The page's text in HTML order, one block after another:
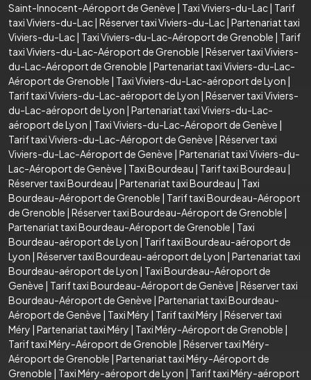
Saint-Innocent-Aéroport de Genève | Taxi Viviers-du-Lac| Tarif
taxi Viviers-du-Lac| Réserver taxi Viviers-du-Lac| Partenariat taxi
Viviers-du-Lac| Taxi Viviers-du-Lac-Aéroport de Grenoble | Tarif
taxi Viviers-du-Lac-Aéroport de Grenoble | Réserver taxi Viviers-
du-Lac-Aéroport de Grenoble | Partenariat taxi Viviers-du-Lac-
Aéroport de Grenoble | Taxi Viviers-du-Lac-aéroport de Lyon |
Tarif taxi Viviers-du-Lac-aéroport de Lyon | Réserver taxi Viviers-
du-Lac-aéroport de Lyon | Partenariat taxi Viviers-du-Lac-
aéroport de Lyon | Taxi Viviers-du-Lac-Aéroport de Genève |
Tarif taxi Viviers-du-Lac-Aéroport de Genève | Réserver taxi
Viviers-du-Lac-Aéroport de Genève | Partenariat taxi Viviers-du-
Lac-Aéroport de Genève | Taxi Bourdeau | Tarif taxi Bourdeau |
Réserver taxi Bourdeau | Partenariat taxi Bourdeau | Taxi
Bourdeau-Aéroport de Grenoble | Tarif taxi Bourdeau-Aéroport
de Grenoble | Réserver taxi Bourdeau-Aéroport de Grenoble |
Partenariat taxi Bourdeau-Aéroport de Grenoble | Taxi
Bourdeau-aéroport de Lyon | Tarif taxi Bourdeau-aéroport de
Lyon | Réserver taxi Bourdeau-aéroport de Lyon | Partenariat taxi
Bourdeau-aéroport de Lyon | Taxi Bourdeau-Aéroport de
Genève | Tarif taxi Bourdeau-Aéroport de Genève | Réserver taxi
Bourdeau-Aéroport de Genève | Partenariat taxi Bourdeau-
Aéroport de Genève | Taxi Méry | Tarif taxi Méry | Réserver taxi
Méry | Partenariat taxi Méry | Taxi Méry-Aéroport de Grenoble |
Tarif taxi Méry-Aéroport de Grenoble | Réserver taxi Méry-
Aéroport de Grenoble | Partenariat taxi Méry-Aéroport de
Grenoble | Taxi Méry-aéroport de Lyon | Tarif taxi Méry-aéroport